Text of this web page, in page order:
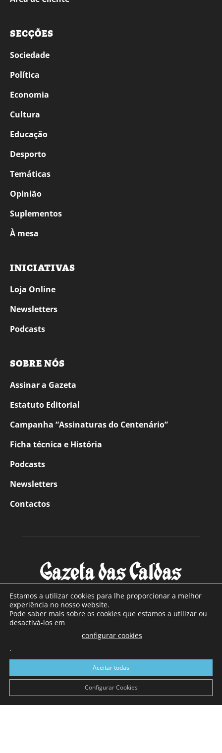
SECÇÕES
Sociedade
Política
Economia
Cultura
Educação
Desporto
Temáticas
Opinião
Suplementos
À mesa
INICIATIVAS
Loja Online
Newsletters
Podcasts
SOBRE NÓS
Assinar a Gazeta
Estatuto Editorial
Campanha “Assinaturas do Centenário”
Ficha técnica e História
Podcasts
Newsletters
Contactos
SOBRE NÓS
Com sede nas Caldas da Rainha e mais de 90 anos de
a sul de distrito de Leiria, com mais de 40.000 leitores por
toda a região Oeste. Jornal com distribuição em Portugal
Continental e assinatura online.
Estamos a utilizar cookies para lhe proporcionar a melhor
experiência no nosso website.
Pode saber mais sobre os cookies que estamos a utilizar ou
desactivá-los em
configurar cookies
.
Aceitar todas
Configurar Cookies